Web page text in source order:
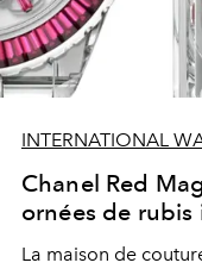
INTERNATIONAL
Chanel Red
ornées de rubis
La maison de